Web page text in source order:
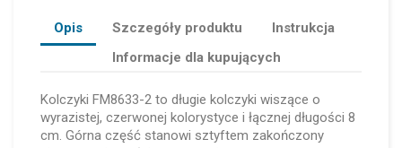
Opis Szczegóły produktu
Instrukcja
Informacje dla kupujących
Kolczyki FM8633-2 to długie kolczyki wiszące o
wyrazistej, czerwonej kolorystyce i łącznej długości 8
cm. Górna część stanowi sztyftem zakończony